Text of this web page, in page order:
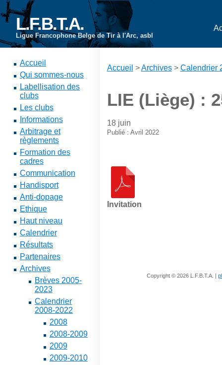
L.F.B.T.A.
Ligue Francophone Belge de Tir à l'Arc, asbl
Accueil
Qui sommes-nous
Labellisation des
clubs
Les clubs
Informations
Arbitrage et
règlements
Formation des
cadres
Communication
Handisport
Anti-dopage
Ethique
Haut niveau
Calendrier
Résultats
Partenaires
Archives
Brèves 2005-
2023
Calendrier
2008-2022
2008
2008-2009
2009
2009-2010
Accueil >Archives> Calendrier
LIE (Liège) :
18 juin
Publié : Avril 2022
Invitation
Copyright © 2026 L.F.B.T.A. |